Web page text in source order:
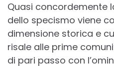
Quasi concordemente
dello specismo viene
dimensione storica e
risale alle prime
di pari passo con